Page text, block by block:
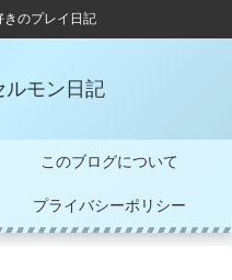
のプレイ日記
ルモン日記
このブログについて
プライバシーポリシー